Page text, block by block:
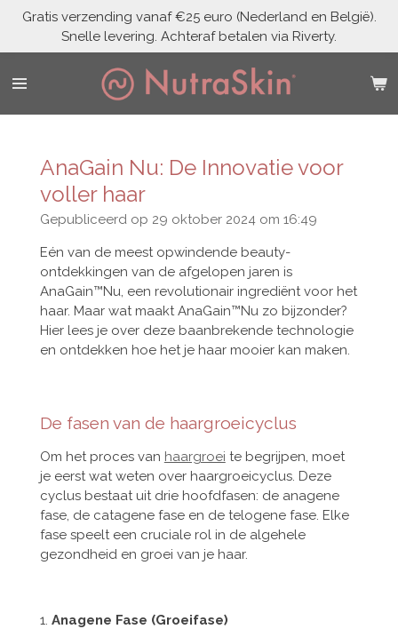
Ga
naar
de
Gratis verzending vanaf €25 euro (Nederland en België).
Snelle levering. Achteraf betalen via Riverty.
AnaGain Nu: De Innovatie voor
voller haar
Gepubliceerd op 29 oktober 2024 om 16:49
Eén van de meest opwindende beauty-
ontdekkingen van de afgelopen jaren is
AnaGain™Nu, een revolutionair ingrediënt voor het
haar. Maar wat maakt AnaGain™Nu zo bijzonder?
Hier lees je over deze baanbrekende technologie
en ontdekken hoe het je haar mooier kan maken.
De fasen van de haargroeicyclus
Om het proces van haargroei te begrijpen, moet
je eerst wat weten over haargroeicyclus. Deze
cyclus bestaat uit drie hoofdfasen: de anagene
fase, de catagene fase en de telogene fase. Elke
fase speelt een cruciale rol in de algehele
gezondheid en groei van je haar.
1. Anagene Fase (Groeifase)